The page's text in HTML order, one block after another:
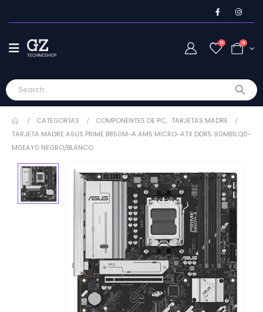
0 0
CATEGORÍAS COMPONENTES DE PC, TARJETAS MADRE
TARJETA MADRE ASUS PRIME B850M-A AM5 MICRO-ATX DDR5 90MB1LQ0-
M0EAY0 NEGRO/BLANCO